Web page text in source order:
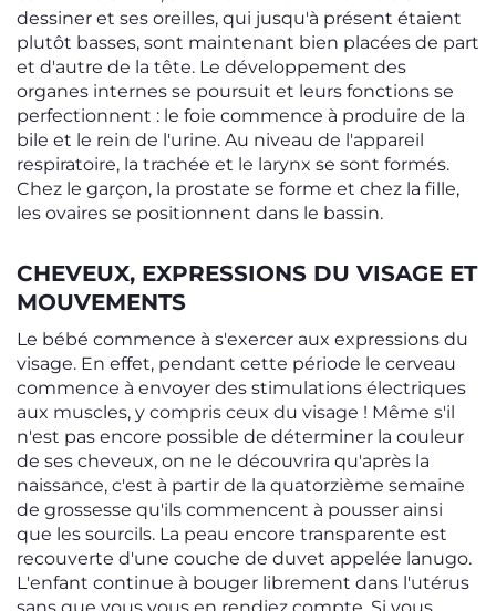
dessiner et ses oreilles, qui jusqu'à présent étaient
plutôt basses, sont maintenant bien placées de part
et d'autre de la tête. Le développement des
organes internes se poursuit et leurs fonctions se
perfectionnent : le foie commence à produire de la
bile et le rein de l'urine. Au niveau de l'appareil
respiratoire, la trachée et le larynx se sont formés.
Chez le garçon, la prostate se forme et chez la fille,
les ovaires se positionnent dans le bassin.
CHEVEUX, EXPRESSIONS DU VISAGE ET
MOUVEMENTS
Le bébé commence à s'exercer aux expressions du
visage. En effet, pendant cette période le cerveau
commence à envoyer des stimulations électriques
aux muscles, y compris ceux du visage ! Même s'il
n'est pas encore possible de déterminer la couleur
de ses cheveux, on ne le découvrira qu'après la
naissance, c'est à partir de la quatorzième semaine
de grossesse qu'ils commencent à pousser ainsi
que les sourcils. La peau encore transparente est
recouverte d'une couche de duvet appelée lanugo.
L'enfant continue à bouger librement dans l'utérus